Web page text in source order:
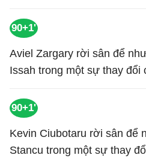
90+1'
Aviel Zargary rời sân để
Issah trong một sự thay đổi
90+1'
Kevin Ciubotaru rời sân để
Stancu trong một sự thay